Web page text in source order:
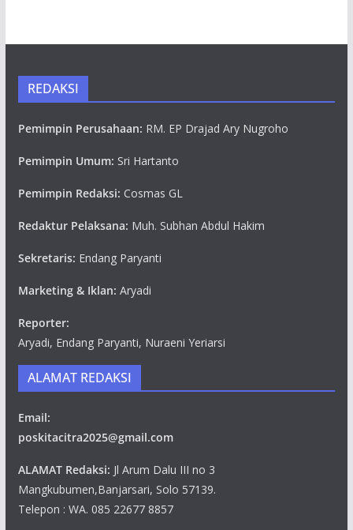
REDAKSI
Pemimpin Perusahaan: RM. EP Drajad Ary Nugroho
Pemimpin Umum: Sri Hartanto
Pemimpin Redaksi: Cosmas GL
Redaktur Pelaksana: Muh. Subhan Abdul Hakim
Sekretaris: Endang Paryanti
Marketing & Iklan: Aryadi
Reporter:
Aryadi, Endang Paryanti, Nuraeni Yeriarsi
ALAMAT REDAKSI
Email:
poskitacitra2025@gmail.com
ALAMAT Redaksi: Jl Arum Dalu III no 3
Mangkubumen,Banjarsari, Solo 57139.
Telepon : WA. 085 22677 8857